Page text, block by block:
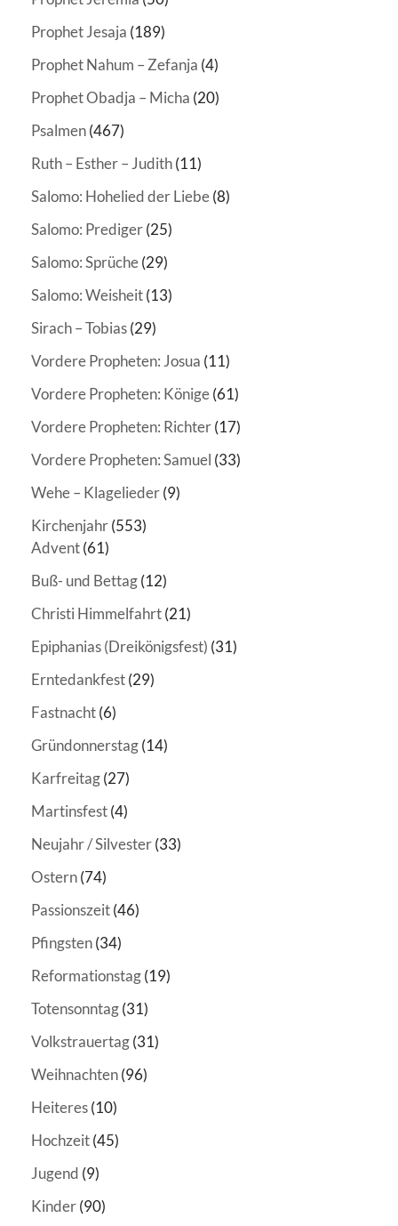
Prophet Jesaja (189)
Prophet Nahum – Zefanja (4)
Prophet Obadja – Micha (20)
Psalmen(467)
Ruth – Esther – Judith(11)
Salomo: Hohelied der Liebe(8)
Salomo: Prediger(25)
Salomo: Sprüche(29)
Salomo: Weisheit(13)
Sirach – Tobias(29)
Vordere Propheten: Josua (11)
Vordere Propheten: Könige(61)
Vordere Propheten: Richter(17)
Vordere Propheten: Samuel (33)
Wehe – Klagelieder(9)
Kirchenjahr(553)
Advent(61)
Buß- und Bettag(12)
Christi Himmelfahrt(21)
Epiphanias (Dreikönigsfest) (31)
Erntedankfest(29)
Fastnacht(6)
Gründonnerstag(14)
Karfreitag(27)
Martinsfest(4)
Neujahr / Silvester(33)
Ostern(74)
Passionszeit(46)
Pfingsten(34)
Reformationstag(19)
Totensonntag(31)
Volkstrauertag(31)
Weihnachten(96)
Heiteres(10)
Hochzeit(45)
Jugend (9)
Kinder(90)